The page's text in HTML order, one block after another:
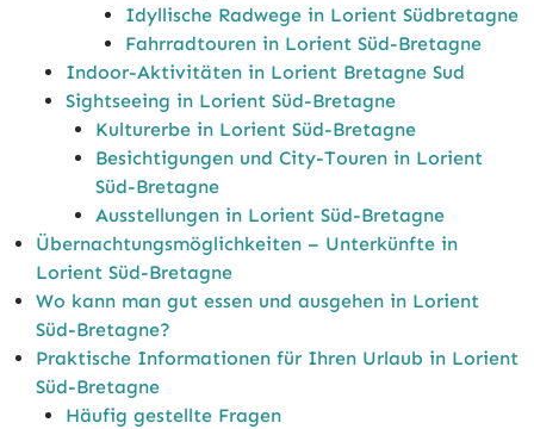
Idyllische Radwege in Lorient Südbretagne
Fahrradtouren in Lorient Süd-Bretagne
Indoor-Aktivitäten in Lorient Bretagne Sud
Sightseeing in Lorient Süd-Bretagne
Kulturerbe in Lorient Süd-Bretagne
Besichtigungen und City-Touren in Lorient
Süd-Bretagne
Ausstellungen in Lorient Süd-Bretagne
Übernachtungsmöglichkeiten – Unterkünfte in
Lorient Süd-Bretagne
Wo kann man gut essen und ausgehen in Lorient
Süd-Bretagne?
Praktische Informationen für Ihren Urlaub in Lorient
Süd-Bretagne
Häufig gestellte Fragen